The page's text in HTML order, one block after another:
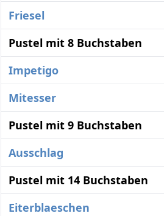
Friesel
Pustel mit 8 Buchstaben
Impetigo
Mitesser
Pustel mit 9 Buchstaben
Ausschlag
Pustel mit 14 Buchstaben
Eiterblaeschen